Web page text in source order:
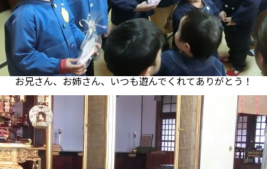
お兄さん、お姉さん、いつも遊んでくれてありがとう！